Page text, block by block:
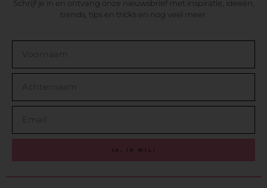
Schrijf je in en ontvang onze nieuwsbrief met inspiratie, ideeën,
trends, tips en tricks en nog veel meer.
JA, IK WIL!